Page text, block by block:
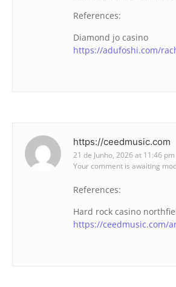
References:
Diamond jo casino
https://adufoshi.com/
https://ceedmusic.com
21 de Junho, 2026 at 11:46 pm
Your comment is awaiting
References:
Hard rock casino
https://ceedmusic.com/